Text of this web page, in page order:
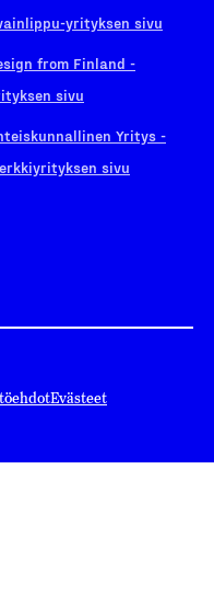
yrityksen sivu
from Finland -
sivu
Yritys -
sivu
Evästeet